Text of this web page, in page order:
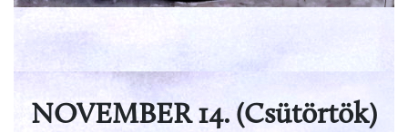
NOVEMBER14. (Csütörtök)